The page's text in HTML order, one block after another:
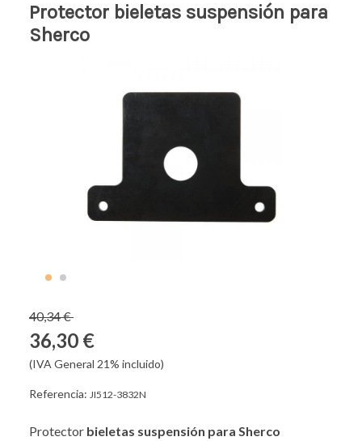
Protector bieletas suspensión para
Sherco
40,34 €
36,30 €
(IVA General 21% incluido)
Referencia: JI512-3832N
Protector bieletas suspensión para Sherco